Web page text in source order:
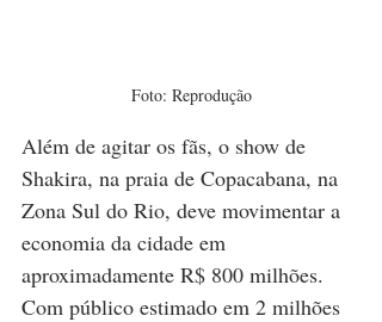
Foto: Reprodução
Além de agitar os fãs, o show de
Shakira, na praia de Copacabana, na
Zona Sul do Rio, deve movimentar a
economia da cidade em
aproximadamente R$ 800 milhões.
Com público estimado em 2 milhões